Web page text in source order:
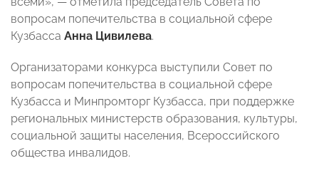
вопросам попечительства в социальной сфере
Кузбасса Анна Цивилева.
Организаторами конкурса выступили Совет по
вопросам попечительства в социальной сфере
Кузбасса и Минпромторг Кузбасса, при поддержке
региональных министерств образования, культуры,
социальной защиты населения, Всероссийского
общества инвалидов.